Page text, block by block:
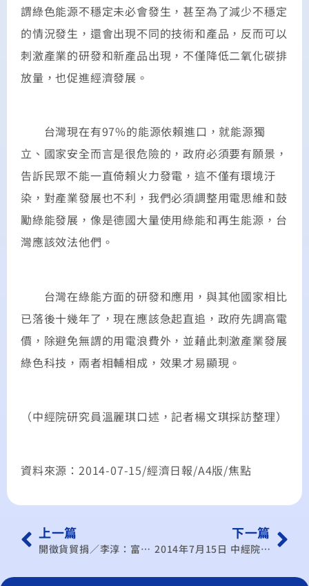
謂綠色能源不穩定未必會發生，甚至為了減少不穩定
的情況發生，還會出現不同的技術和產品，反而可以
刺激產業的研發和新產品出現，不僅降低二氧化碳排
放量，也促進經濟發展。
台灣現在有97%的能源依賴進口，就能源獨
立、國家安全而言是很危險的，政府必須要有願景，
告訴民眾不能一直倚賴火力發電，這不僅有環境汙
染，對產業發展也不利，我們必須調整用電思維和鼓
勵綠能發展，像是德國大量使用綠能和再生能源，台
灣應該效法他們。
台灣在綠能方面的研發和應用，與其他國家相比
已落後十幾年了，現在應該急起直追，政府先調高電
價，除避免無謂的用電浪費外，並藉此刺激產業發展
綠色科技，兩者相輔相成，效果才易顯現。
（中經院研究員溫麗琪口述，記者楊文琪採訪整理）
資料來源：2014-07-15/經濟日報/A4版/焦點
上一篇
開徵貨貿捐／李淳：富人稅是正解
下一篇
2014年7月15日 中經院將調高GDP預測